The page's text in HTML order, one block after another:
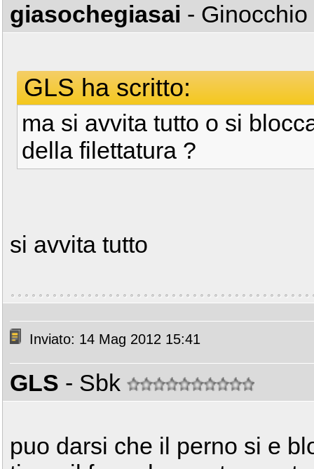
giasochegiasai -
GLS ha scritto:
ma si avvita tutto o si
della filettatura ?
si avvita tutto
Inviato: 14 Mag 2012 15:41
GLS - Sbk
puo darsi che il perno si e